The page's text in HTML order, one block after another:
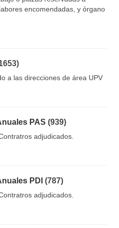
encomendadas, y órgano
a las direcciones de área UPV
PAS (939)
adjudicados.
PDI (787)
adjudicados.